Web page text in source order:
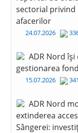
sectorial
afacerilor
24.07.2026
ADR Nord
gestionarea
15.07.2026 341
ADR Nord
extinderea
Sângerei: